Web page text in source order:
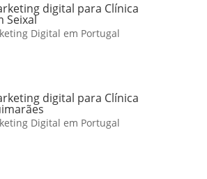
digital para Clínica
Seixal
Digital em Portugal
digital para Clínica
Digital em Portugal